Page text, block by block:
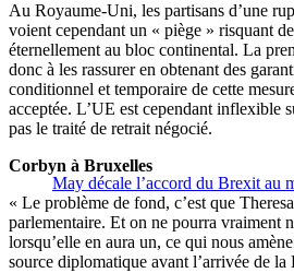
Au Royaume-Uni, les partisans d’une
voient cependant un « piège » risquant
éternellement au bloc continental. La
donc à les rassurer en obtenant des
conditionnel et temporaire de cette
acceptée. L’UE est cependant inflexible
pas le traité de retrait négocié.
May décale l’accord du Brexit au
Corbyn à Bruxelles
« Le problème de fond, c’est que
parlementaire. Et on ne pourra vraiment
lorsqu’elle en aura un, ce qui nous
source diplomatique avant l’arrivée de